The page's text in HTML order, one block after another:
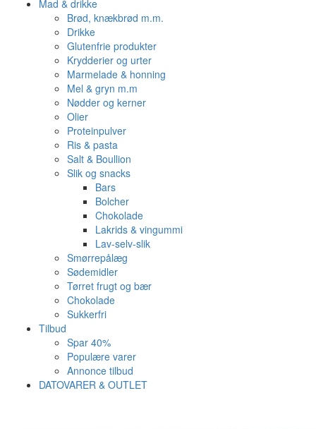
Mad & drikke
Brød, knækbrød m.m.
Drikke
Glutenfrie produkter
Krydderier og urter
Marmelade & honning
Mel & gryn m.m
Nødder og kerner
Olier
Proteinpulver
Ris & pasta
Salt & Boullion
Slik og snacks
Bars
Bolcher
Chokolade
Lakrids & vingummi
Lav-selv-slik
Smørrepålæg
Sødemidler
Tørret frugt og bær
Chokolade
Sukkerfri
Tilbud
Spar 40%
Populære varer
Annonce tilbud
DATOVARER & OUTLET